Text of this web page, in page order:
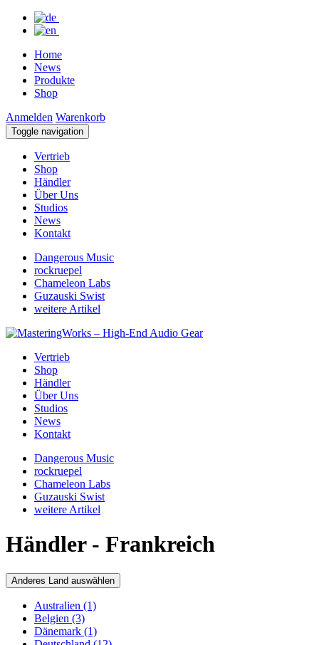
Home
News
Produkte
Shop
Anmelden Warenkorb
Toggle navigation
Vertrieb
Shop
Händler
Über Uns
Studios
News
Kontakt
Dangerous Music
rockruepel
Chameleon Labs
Guzauski Swist
weitere Artikel
Vertrieb
Shop
Händler
Über Uns
Studios
News
Kontakt
Dangerous Music
rockruepel
Chameleon Labs
Guzauski Swist
weitere Artikel
Händler - Frankreich
Anderes Land auswählen
Australien (1)
Belgien (3)
Dänemark (1)